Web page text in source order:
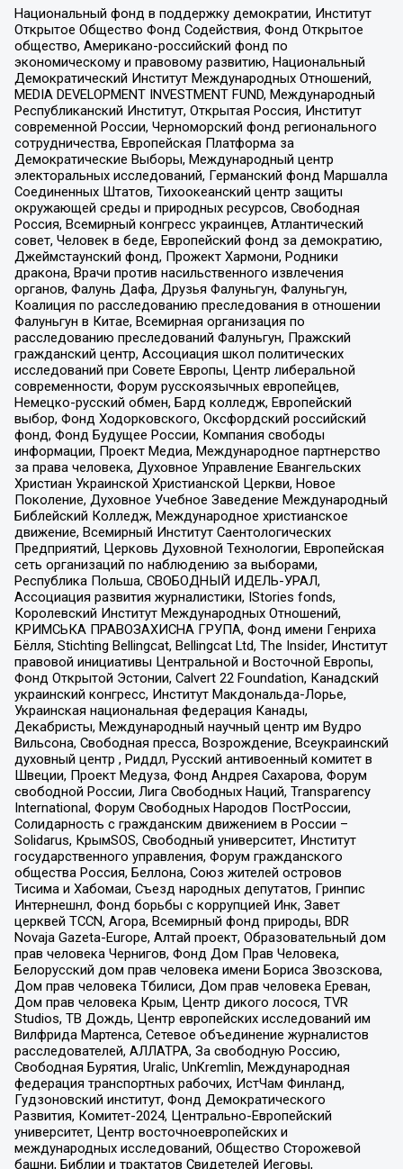
Национальный фонд в поддержку демократии, Институт
Открытое Общество Фонд Содействия, Фонд Открытое
общество, Американо-российский фонд по
экономическому и правовому развитию, Национальный
Демократический Институт Международных Отношений,
MEDIA DEVELOPMENT INVESTMENT FUND, Международный
Республиканский Институт, Открытая Россия, Институт
современной России, Черноморский фонд регионального
сотрудничества, Европейская Платформа за
Демократические Выборы, Международный центр
электоральных исследований, Германский фонд Маршалла
Соединенных Штатов, Тихоокеанский центр защиты
окружающей среды и природных ресурсов, Свободная
Россия, Всемирный конгресс украинцев, Атлантический
совет, Человек в беде, Европейский фонд за демократию,
Джеймстаунский фонд, Прожект Хармони, Родники
дракона, Врачи против насильственного извлечения
органов, Фалунь Дафа, Друзья Фалуньгун, Фалуньгун,
Коалиция по расследованию преследования в отношении
Фалуньгун в Китае, Всемирная организация по
расследованию преследований Фалуньгун, Пражский
гражданский центр, Ассоциация школ политических
исследований при Совете Европы, Центр либеральной
современности, Форум русскоязычных европейцев,
Немецко-русский обмен, Бард колледж, Европейский
выбор, Фонд Ходорковского, Оксфордский российский
фонд, Фонд Будущее России, Компания свободы
информации, Проект Медиа, Международное партнерство
за права человека, Духовное Управление Евангельских
Христиан Украинской Христианской Церкви, Новое
Поколение, Духовное Учебное Заведение Международный
Библейский Колледж, Международное христианское
движение, Всемирный Институт Саентологических
Предприятий, Церковь Духовной Технологии, Европейская
сеть организаций по наблюдению за выборами,
Республика Польша, СВОБОДНЫЙ ИДЕЛЬ-УРАЛ,
Ассоциация развития журналистики, IStories fonds,
Королевский Институт Международных Отношений,
КРИМСЬКА ПРАВОЗАХИСНА ГРУПА, Фонд имени Генриха
Бёлля, Stichting Bellingcat, Bellingcat Ltd, The Insider, Институт
правовой инициативы Центральной и Восточной Европы,
Фонд Открытой Эстонии, Calvert 22 Foundation, Канадский
украинский конгресс, Институт Макдональда-Лорье,
Украинская национальная федерация Канады,
Декабристы, Международный научный центр им Вудро
Вильсона, Свободная пресса, Возрождение, Всеукраинский
духовный центр , Риддл, Русский антивоенный комитет в
Швеции, Проект Медуза, Фонд Андрея Сахарова, Форум
свободной России, Лига Свободных Наций, Transparеncy
International, Форум Свободных Народов ПостРоссии,
Солидарность с гражданским движением в России –
Solidarus, КрымSOS, Свободный университет, Институт
государственного управления, Форум гражданского
общества Россия, Беллона, Союз жителей островов
Тисима и Хабомаи, Съезд народных депутатов, Гринпис
Интернешнл, Фонд борьбы с коррупцией Инк, Завет
церквей TCCN, Агора, Всемирный фонд природы, BDR
Novaja Gazeta-Europe, Алтай проект, Образовательный дом
прав человека Чернигов, Фонд Дом Прав Человека,
Белорусский дом прав человека имени Бориса Звозскова,
Дом прав человека Тбилиси, Дом прав человека Ереван,
Дом прав человека Крым, Центр дикого лосося, TVR
Studios, ТВ Дождь, Центр европейских исследований им
Вилфрида Мартенса, Сетевое объединение журналистов
расследователей, АЛЛАТРА, За свободную Россию,
Свободная Бурятия, Uralic, UnKremlin, Международная
федерация транспортных рабочих, ИстЧам Финланд,
Гудзоновский институт, Фонд Демократического
Развития, Комитет-2024, Центрально-Европейский
университет, Центр восточноевропейских и
международных исследований, Общество Сторожевой
башни, Библии и трактатов Свидетелей Иеговы,